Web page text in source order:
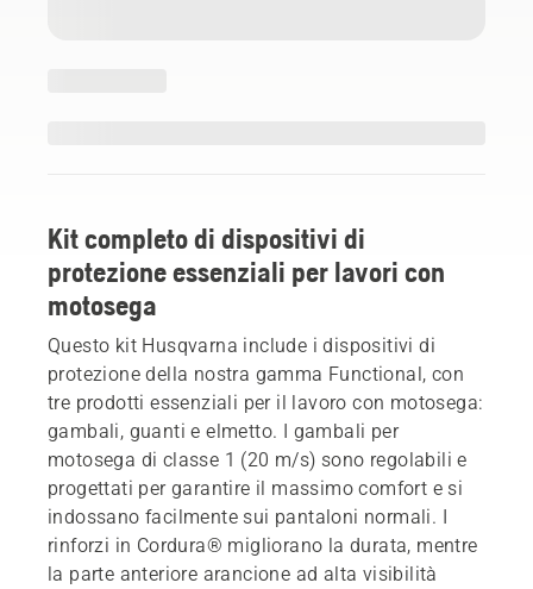
Kit completo di dispositivi di
protezione essenziali per lavori con
motosega
Questo kit Husqvarna include i dispositivi di
protezione della nostra gamma Functional, con
tre prodotti essenziali per il lavoro con motosega:
gambali, guanti e elmetto. I gambali per
motosega di classe 1 (20 m/s) sono regolabili e
progettati per garantire il massimo comfort e si
indossano facilmente sui pantaloni normali. I
rinforzi in Cordura® migliorano la durata, mentre
la parte anteriore arancione ad alta visibilità